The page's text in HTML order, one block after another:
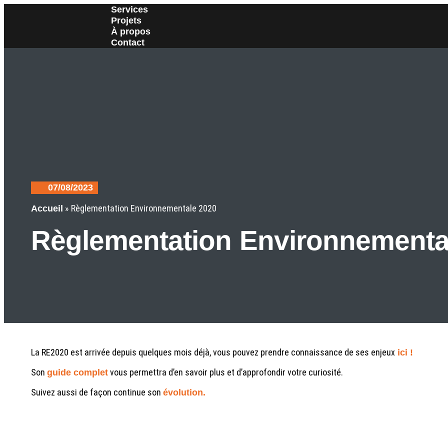
Services
Projets
À propos
Contact
07/08/2023
Accueil » Règlementation Environnementale 2020
Règlementation
La RE2020 est arrivée depuis quelques mois déjà, vous pouvez prendre connaissance de ses enjeux ici !
Son guide complet vous permettra d’en savoir plus et d’approfondir votre curiosité.
Suivez aussi de façon continue son évolution.